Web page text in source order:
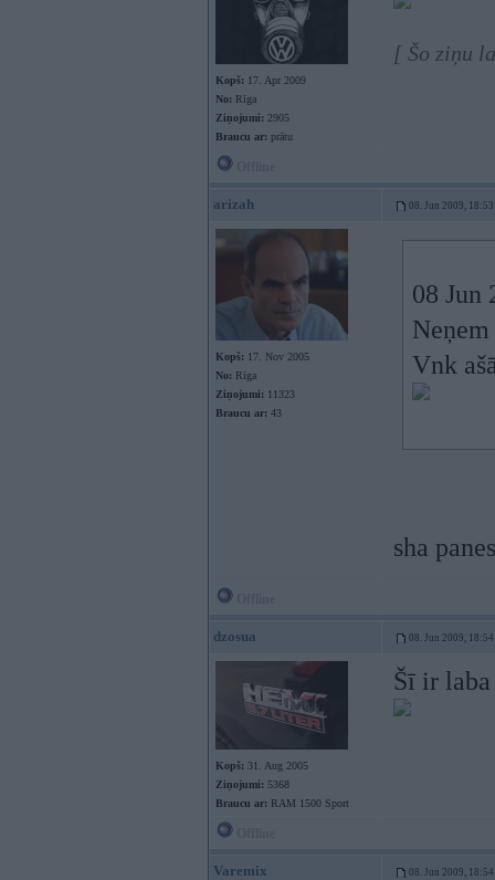
Kopš: 17. Apr 2009
No: Rīga
Ziņojumi: 2905
Braucu ar: prātu
[ Šo ziņu
arizah 08. Jun 2009, 18:53
Kopš: 17. Nov 2005
No: Rīga
Ziņojumi: 11323
Braucu ar: 43
08 Jun
Vnk
sha
dzosua 08. Jun 2009, 18:54
Kopš: 31. Aug 2005
Ziņojumi: 5368
Braucu ar: RAM 1500 Sport
Šī ir
Varemix 08. Jun 2009, 18:54